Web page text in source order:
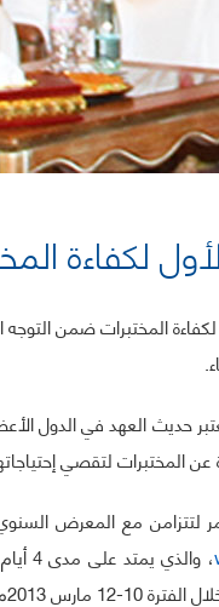
لكفاءة
المختبرات ضمن
حديث العهد في الدول
عن المختبرات لتقصي